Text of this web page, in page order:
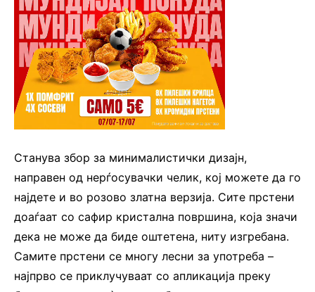
Станува збор за минималистички дизајн,
направен од нерѓосувачки челик, кој можете да го
најдете и во розово златна верзија. Сите прстени
доаѓаат со сафир кристална површина, која значи
дека не може да биде оштетена, ниту изгребана.
Самите прстени се многу лесни за употреба –
најпрво се приклучуваат со апликација преку